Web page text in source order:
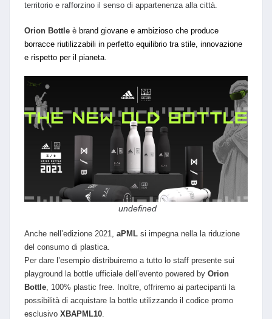
territorio e rafforzino il senso di appartenenza alla città.
Orion Bottle è brand giovane e ambizioso che produce
borracce riutilizzabili in perfetto equilibrio tra stile, innovazione
e rispetto per il pianeta.
undefined
Anche nell’edizione 2021, aPML si impegna nella la riduzione
del consumo di plastica.
Per dare l’esempio distribuiremo a tutto lo staff presente sui
playground la bottle ufficiale dell’evento powered by Orion
Bottle , 100% plastic free.
Inoltre, offriremo ai partecipanti la
possibilità di acquistare la bottle utilizzando il codice promo
esclusivo XBAPML10